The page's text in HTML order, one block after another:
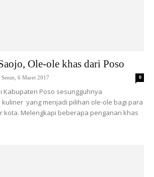
Ole-ole khas dari Poso
Senin, 6 Maret 2017 0
Kabupaten Poso sesungguhnya
yang menjadi pilihan ole-ole bagi para
kota. Melengkapi beberapa penganan khas